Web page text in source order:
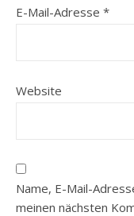
E-Mail-Adresse *
Website
Name, E-Mail-
meinen nächsten